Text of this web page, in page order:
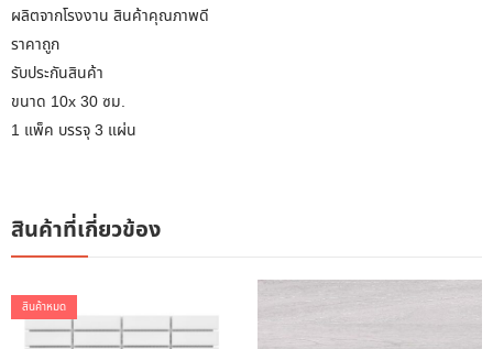
ผลิตจากโรงงาน สินค้าคุณภาพดี
ราคาถูก
รับประกันสินค้า
ขนาด 10x 30 ซม.
1 แพ็ค บรรจุ 3 แผ่น
สินค้าที่เกี่ยวข้อง
สินค้าหมด